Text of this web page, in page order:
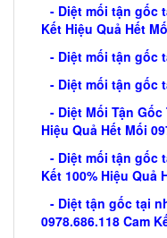
- Diệt mối tận gốc
Kết Hiệu Quả Hết
- Diệt mối tận gốc
- Diệt mối tận gốc
- Diệt Mối Tận Gốc
Hiệu Quả Hết Mối
- Diệt mối tận gốc
Kết 100% Hiệu Quả
- Diệt tận gốc tại
0978.686.118 Cam